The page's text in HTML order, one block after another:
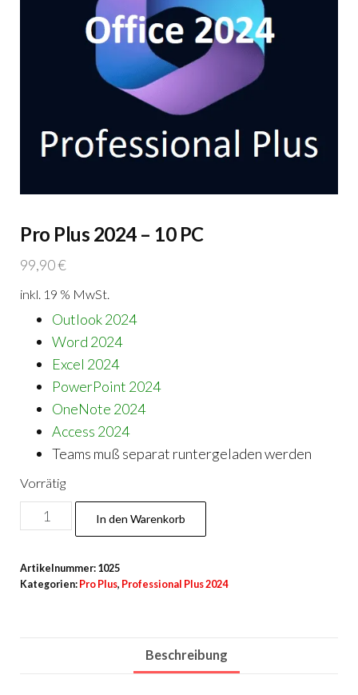
Pro Plus 2024 – 10 PC
99,90€
inkl. 19 % MwSt.
Outlook 2024
Word 2024
Excel 2024
PowerPoint 2024
OneNote 2024
Access 2024
Teams muß separat runtergeladen werden
Vorrätig
Plus
-
In den Warenkorb
Artikelnummer: 1025
Kategorien: Pro Plus, Professional Plus 2024
Beschreibung